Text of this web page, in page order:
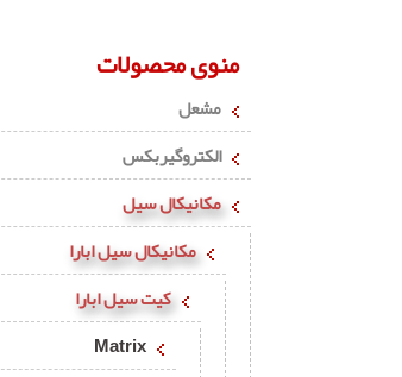
منوی محصولات
مشعل
الکتروگیربکس
مکانیکال سیل
مکانیکال سیل ابارا
کیت سیل ابارا
Matrix